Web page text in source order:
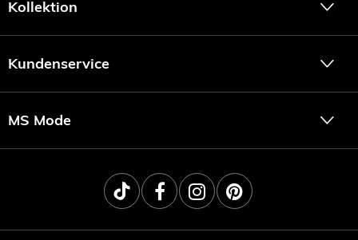
Kollektion
Kundenservice
MS Mode